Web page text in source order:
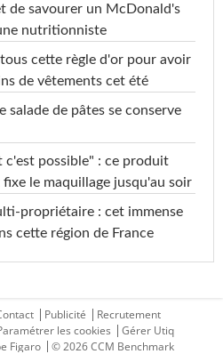
de savourer un McDonald's
nutritionniste
cette règle d'or pour avoir
de vêtements cet été
salade de pâtes se conserve
c'est possible" : ce produit
le maquillage jusqu'au soir
propriétaire : cet immense
cette région de France
Publicité
Recrutement
les cookies
Gérer Utiq
Figaro © 2026 CCM Benchmark